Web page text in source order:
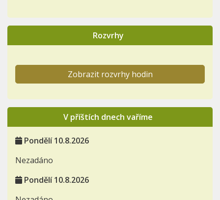
Rozvrhy
Zobrazit rozvrhy hodin
V příštích dnech vaříme
Pondělí 10.8.2026
Nezadáno
Pondělí 10.8.2026